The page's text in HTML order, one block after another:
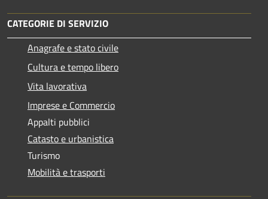
CATEGORIE DI SERVIZIO
Anagrafe e stato civile
Cultura e tempo libero
Vita lavorativa
Imprese e Commercio
Appalti pubblici
Catasto e urbanistica
Turismo
Mobilità e trasporti